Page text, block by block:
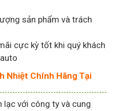
sản phẩm và trách
cực kỳ tốt khi quý khách
Nhiệt Chính Hãng Tại
lạc với công ty và cung